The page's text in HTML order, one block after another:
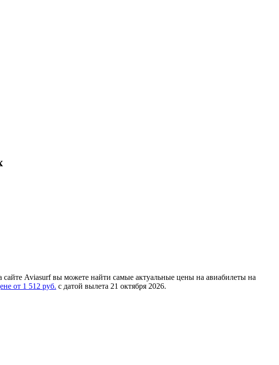
Aviasurf вы можете найти самые актуальные цены на авиабилеты на
от 1 512 руб. с датой вылета 21 октября 2026.